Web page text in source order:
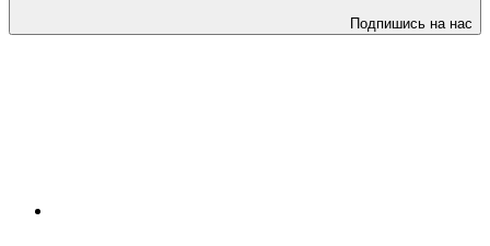
Подпишись на нас